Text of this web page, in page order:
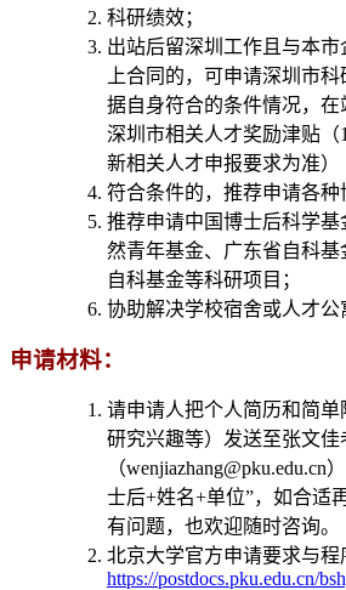
科研绩效；
出站后留深圳工作且与本
上合同的，可申请深圳市
据自身符合的条件情况，
深圳市相关人才奖励津贴（
新相关人才申报要求为准）
符合条件的，推荐申请各种
推荐申请中国博士后科学
然青年基金、广东省自科
自科基金等科研项目；
协助解决学校宿舍或人才公
申请材料：
请申请人把个人简历和简
研究兴趣等）发送至张文佳
（
士后+姓名+单位”，如合适
有问题，也欢迎随时咨询。
北京大学官方申请要求与程
https://postdocs.pku.edu.cn/